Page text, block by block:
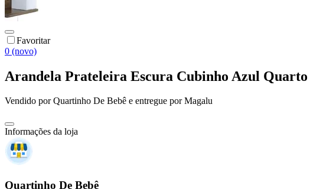
Favoritar
0 (novo)
Arandela Prateleira Escura Cubinho Azul
Vendido porQuartinho De Bebê e entregue por Magalu
Informações da loja
Quartinho De Bebê